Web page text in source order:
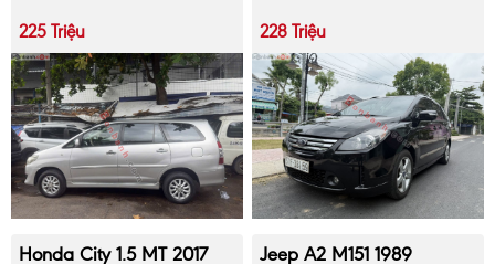
225 Triệu 228 Triệu
Honda City 1.5 MT 2017 Jeep A2 M151 1989